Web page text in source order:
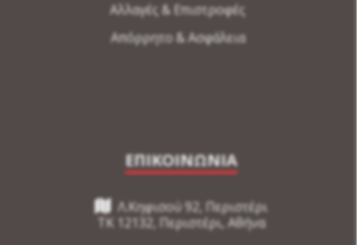
Αλλαγές & Επιστροφές
Απόρρητο & Ασφάλεια
ΕΠΙΚΟΙΝΩΝΙΑ
Λ.Κηφισού 92, Περιστέρι
TK 12132, Περιστέρι, Αθήνα